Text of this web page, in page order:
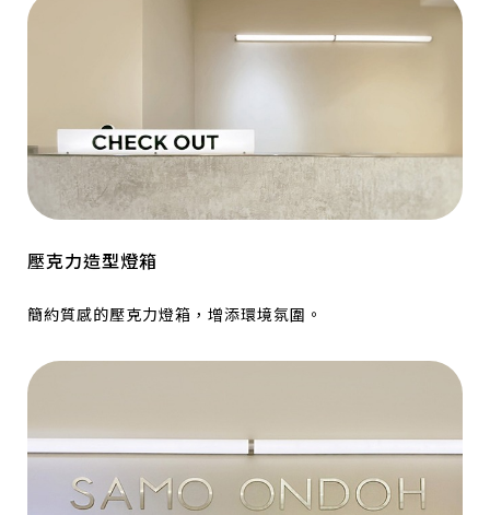
壓克力造型燈箱
簡約質感的壓克力燈箱，增添環境氛圍。